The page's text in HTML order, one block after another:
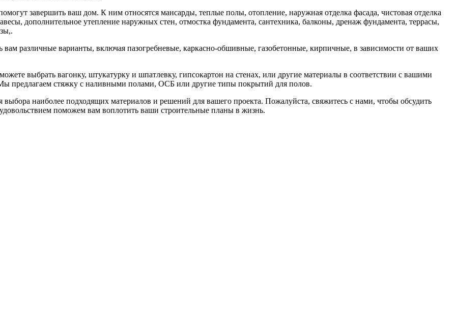
завершить ваш дом. К ним относятся мансарды, теплые полы, отопление, наружная отделка фасада, чистовая отделка
дополнительное утепление наружных стен, отмостка фундамента, сантехника, балконы, дренаж фундамента, террасы,
различные варианты, включая пазогребневые, каркасно-обшивные, газобетонные, кирпичные, в зависимости от ваших
выбрать вагонку, штукатурку и шпатлевку, гипсокартон на стенах, или другие материалы в соответствии с вашими
предлагаем стяжку с наливными полами, ОСБ или другие типы покрытий для полов.
наиболее подходящих материалов и решений для вашего проекта. Пожалуйста, свяжитесь с нами, чтобы обсудить
поможем вам воплотить ваши строительные планы в жизнь.